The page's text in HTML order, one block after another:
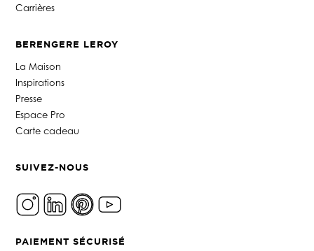
Carrières
BERENGERE LEROY
La Maison
Inspirations
Presse
Espace Pro
Carte cadeau
SUIVEZ-NOUS
PAIEMENT SÉCURISÉ